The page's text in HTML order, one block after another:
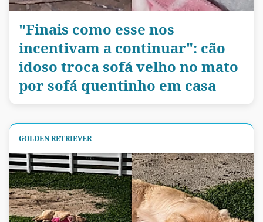
"Finais como esse nos
incentivam a continuar": cão
idoso troca sofá velho no mato
por sofá quentinho em casa
GOLDEN RETRIEVER